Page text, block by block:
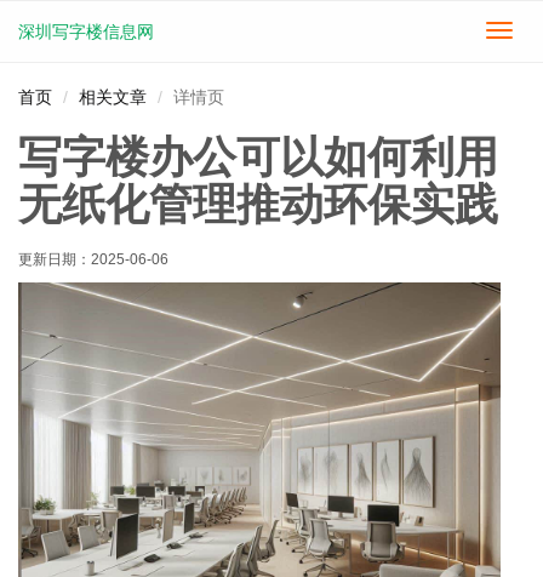
切
深圳写字楼信息网
首页 相关文章 详情页
写字楼办公可以如何利用
无纸化管理推动环保实践
更新日期： 2025-06-06